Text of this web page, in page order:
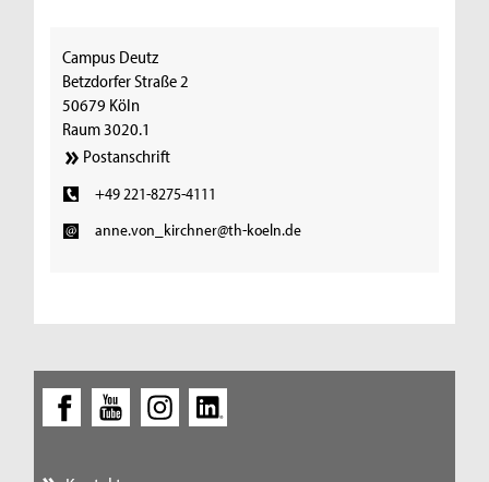
Campus Deutz
Betzdorfer Straße 2
50679 Köln
Raum 3020.1
Postanschrift
+49 221-8275-4111
anne.von_kirchner@th-koeln.de